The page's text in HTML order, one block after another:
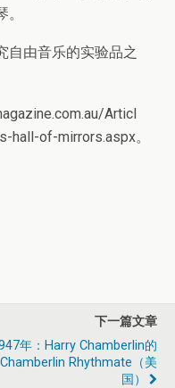
自由音乐的实验品之
Articl
hall-of-mirrors.aspx。
下一篇文章
年：Harry Chamberlin的
Chamberlin Rhythmate（美
国）